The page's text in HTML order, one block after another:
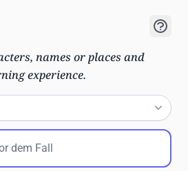
names or places and
experience.